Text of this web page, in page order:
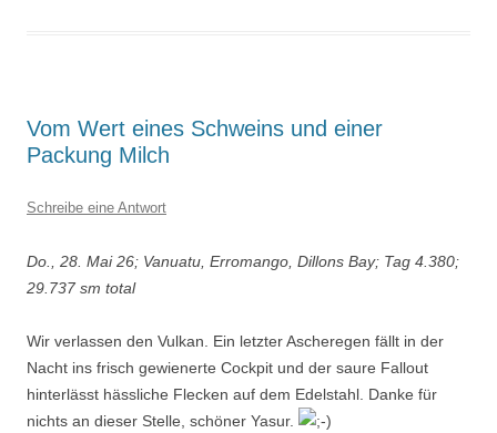
Vom Wert eines Schweins und einer
Packung Milch
Schreibe eine Antwort
Do., 28. Mai 26; Vanuatu, Erromango, Dillons Bay; Tag 4.380;
29.737 sm total
Wir verlassen den Vulkan. Ein letzter Ascheregen fällt in der
Nacht ins frisch gewienerte Cockpit und der saure Fallout
hinterlässt hässliche Flecken auf dem Edelstahl. Danke für
nichts an dieser Stelle, schöner Yasur.